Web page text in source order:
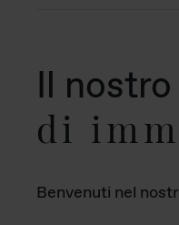
Il nostro
di
Benvenuti nel